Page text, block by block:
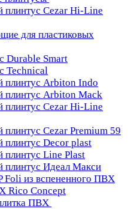
плинтус Cezar Hi-Line
для пластиковых
Durable Smart
Technical
плинтус Arbiton Indo
плинтус Arbiton Mack
плинтус Cezar Hi-Line
плинтус Cezar Premium 59
плинтус Decor plast
плинтус Line Plast
плинтус Идеал Макси
Foli из вспененного ПВХ
Rico Concept
ПВХ